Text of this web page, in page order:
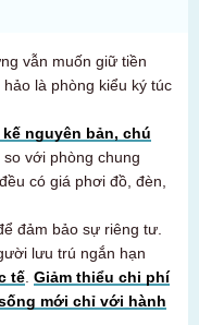
vẫn muốn giữ tiền
là phòng kiểu ký túc
nguyên bản, chú
so với phòng chung
có giá phơi đồ, đèn,
đảm bảo sự riêng tư.
lưu trú ngắn hạn
tế Giảm thiểu chi phí
mới chỉ với hành